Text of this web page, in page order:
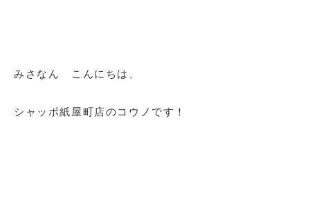
みさなん こんにちは、
シャッポ紙屋町店のコウノです！